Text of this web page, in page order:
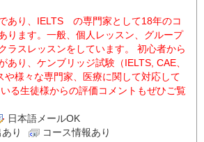
あり、IELTS の専門家として18年のコ
ります。一般、個人レッスン、グループ
ラスレッスンをしています。 初心者から
あり、ケンブリッジ試験（IELTS, CAE、
や様々な専門家、医療に関して対応して
る生徒様からの評価コメントもぜひご覧
日本語メールOK
り
コース情報あり